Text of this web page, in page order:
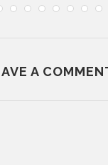
A